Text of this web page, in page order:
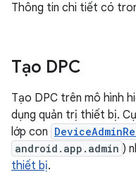
Thông tin chi tiết có
Tạo DPC
Tạo DPC trên mô hình
dụng quản trị thiết bị.
lớp con
android.app.admin )
thiết bị.